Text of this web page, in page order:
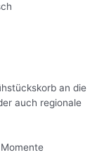
an die
auch regionale